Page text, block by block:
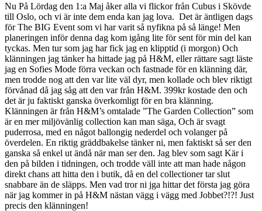
Nu På Lördag den 1:a Maj åker alla vi flickor från Cubus i Skövde
till Oslo, och vi är inte dem enda kan jag lova. Det är äntligen dags
för The BIG Event som vi har varit så nyfikna på så länge! Men
planeringen inför denna dag kom igång lite för sent för min del kan
tyckas. Men tur som jag har fick jag en klipptid (i morgon) Och
klänningen jag tänker ha hittade jag på H&M, eller rättare sagt läste
jag en Sofies Mode förra veckan och fastnade för en klänning där,
men trodde nog att den var lite väl dyr, men kollade och blev riktigt
förvånad då jag såg att den var från H&M. 399kr kostade den och
det är ju faktiskt ganska överkomligt för en bra klänning.
Klänningen är från H&M’s omtalade ”The Garden Collection” som
är en mer miljövänlig collection kan man säga, Och är svagt
puderrosa, med en något ballongig nederdel och volanger på
överdelen. En riktig gräddbakelse tänker ni, men faktiskt så ser den
ganska så enkel ut ändå när man ser den. Jag blev som sagt Kär i
den på bilden i tidningen, och trodde väll inte att man hade någon
direkt chans att hitta den i butik, då en del collectioner tar slut
snabbare än de släpps. Men vad tror ni jga hittar det första jag göra
när jag kommer in på H&M nästan vägg i vägg med Jobbet?!?! Just
precis den klänningen!